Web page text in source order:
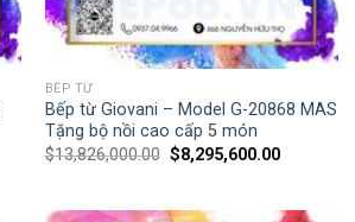
BẾP TỪ
Bếp từ Giovani – Model G-20868 MAS
Tặng bộ nồi cao cấp 5 món
$13,826,000.00 $8,295,600.00